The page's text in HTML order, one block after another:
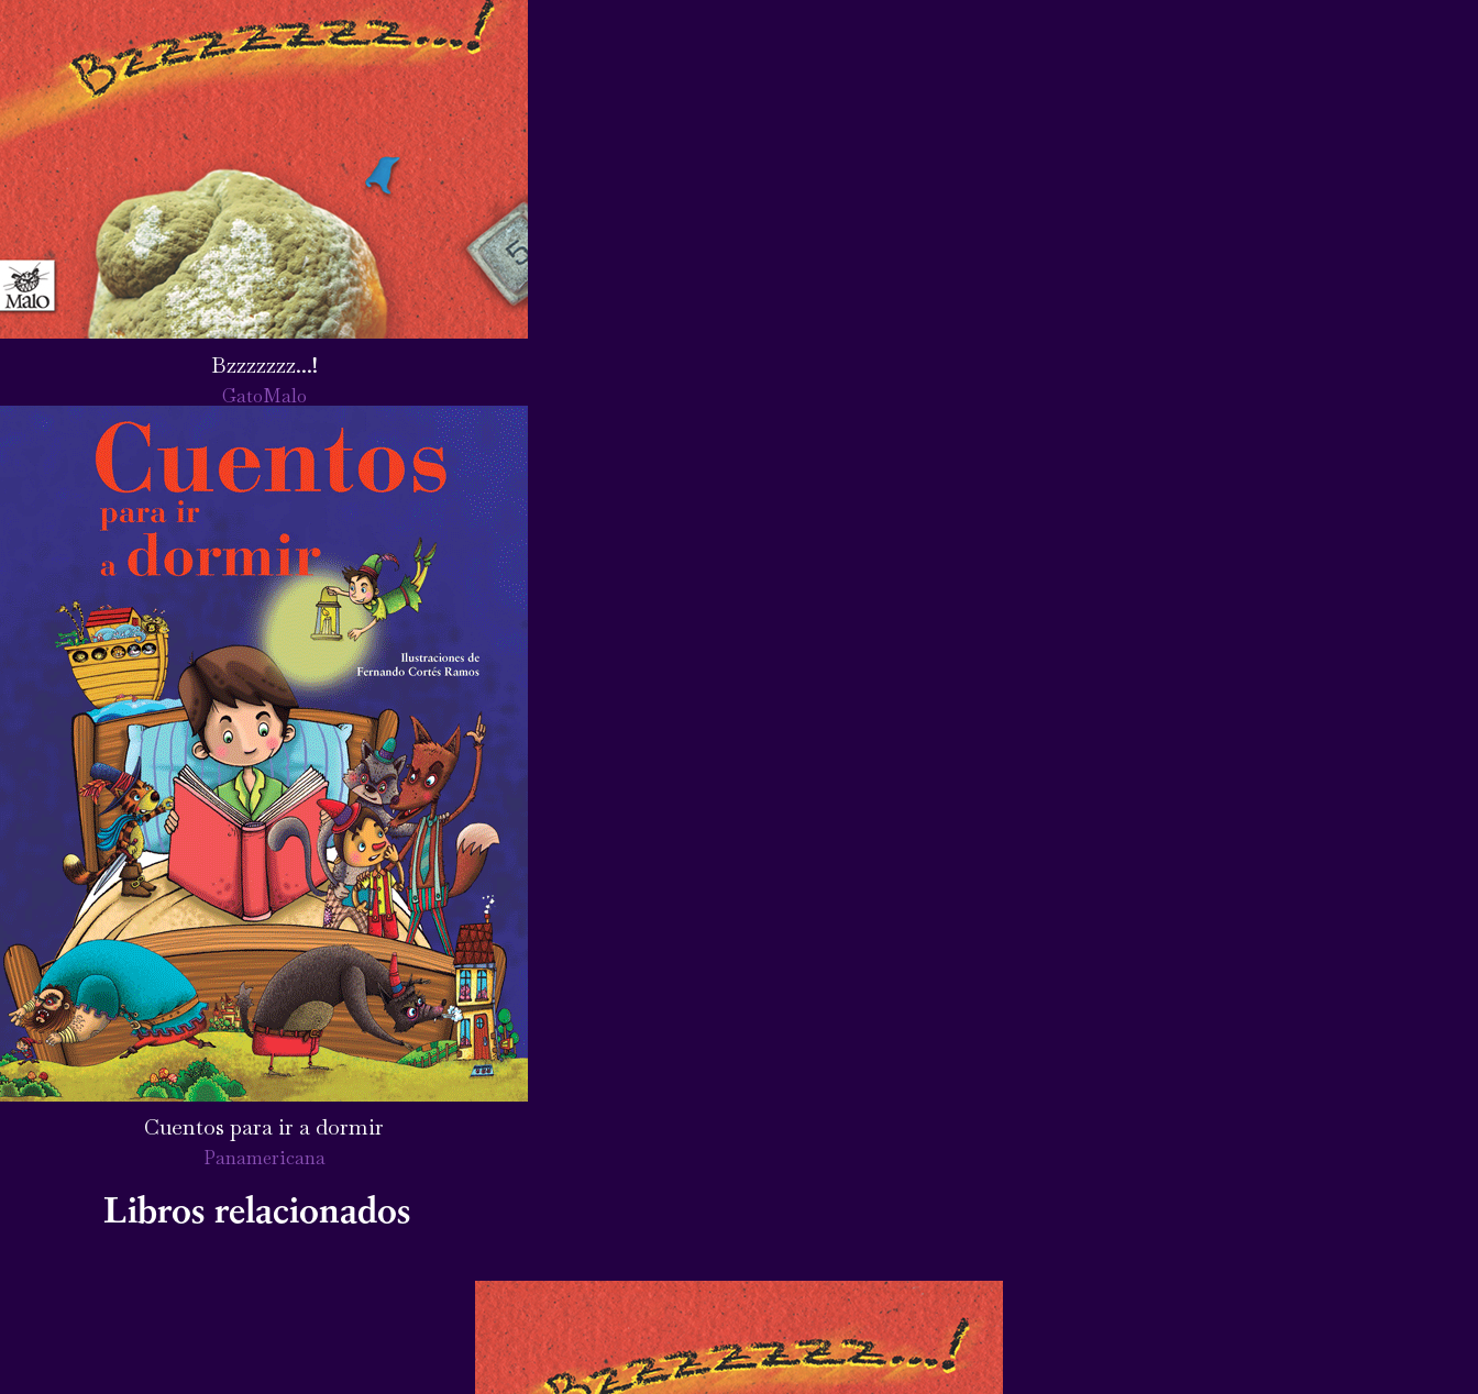
Bzzzzzzz...!
GatoMalo
Cuentos para ir a dormir
Panamericana
Libros relacionados